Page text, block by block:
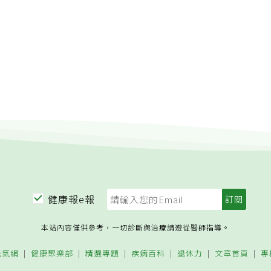
健康報e報
本站內容僅供參考，一切診斷與治療請遵從醫師指導。
網 健康聚樂部 精選專題 疾病百科 退休力 文章首頁